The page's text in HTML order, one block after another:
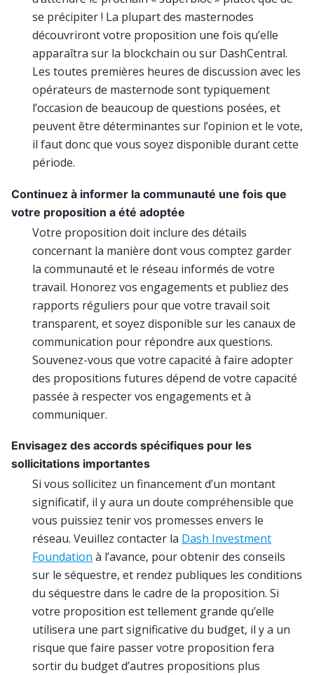
se précipiter ! La plupart des masternodes
découvriront votre proposition une fois qu’elle
apparaîtra sur la blockchain ou sur DashCentral.
Les toutes premières heures de discussion avec les
opérateurs de masternode sont typiquement
l’occasion de beaucoup de questions posées, et
peuvent être déterminantes sur l’opinion et le vote,
il faut donc que vous soyez disponible durant cette
période.
Continuez à informer la communauté une fois que
votre proposition a été adoptée
Votre proposition doit inclure des détails
concernant la manière dont vous comptez garder
la communauté et le réseau informés de votre
travail. Honorez vos engagements et publiez des
rapports réguliers pour que votre travail soit
transparent, et soyez disponible sur les canaux de
communication pour répondre aux questions.
Souvenez-vous que votre capacité à faire adopter
des propositions futures dépend de votre capacité
passée à respecter vos engagements et à
communiquer.
Envisagez des accords spécifiques pour les
sollicitations importantes
Si vous sollicitez un financement d’un montant
significatif, il y aura un doute compréhensible que
vous puissiez tenir vos promesses envers le
réseau. Veuillez contacter la Dash Investment
Foundation à l’avance, pour obtenir des conseils
sur le séquestre, et rendez publiques les conditions
du séquestre dans le cadre de la proposition. Si
votre proposition est tellement grande qu’elle
utilisera une part significative du budget, il y a un
risque que faire passer votre proposition fera
sortir du budget d’autres propositions plus